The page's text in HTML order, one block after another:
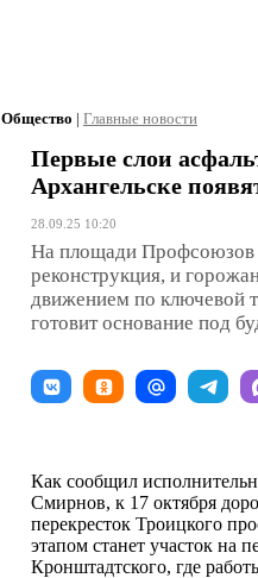
Общество | Главные новости
Первые слои
Архангельске
28.09.25 10:20
На площади Профсоюзов
реконструкция, и
движением по ключевой
готовит основание под
Как сообщил
Смирнов, к 17 октября
перекресток Троицкого
этапом станет участок на
Кронштадтского, где